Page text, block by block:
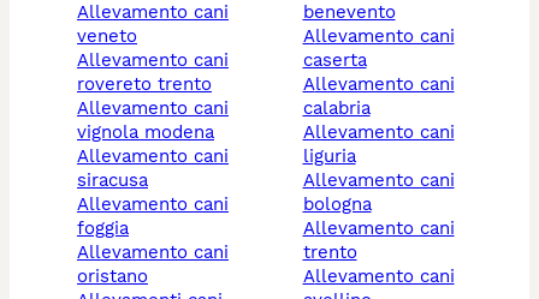
allevamento cani
veneto
allevamento cani
rovereto trento
allevamento cani
vignola modena
allevamento cani
siracusa
allevamento cani
foggia
allevamento cani
oristano
benevento
allevamento cani
caserta
allevamento cani
calabria
allevamento cani
liguria
allevamento cani
bologna
allevamento cani
trento
allevamento cani